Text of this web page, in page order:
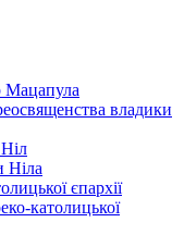
Мацапула
владики
Ніла
єпархії
католицької